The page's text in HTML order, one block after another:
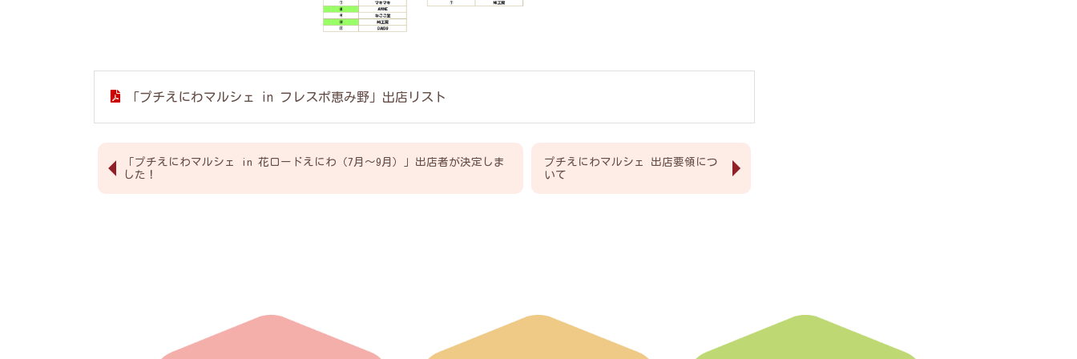
「プチえにわマルシェ in フレスポ恵み野」出店リスト
「プチえにわマルシェ in 花ロードえにわ（7月～9月）」出店者が決定しま
した！
プチえにわマルシェ 出店要領につ
いて